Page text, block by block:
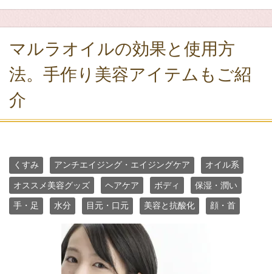
マルラオイルの効果と使用方
法。手作り美容アイテムもご紹
介
くすみ アンチエイジング・エイジングケア オイル系
オススメ美容グッズ ヘアケア ボディ 保湿・潤い
手・足 水分 目元・口元 美容と抗酸化 顔・首